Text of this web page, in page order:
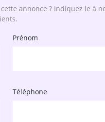
annonce ? Indiquez le à
Prénom
Téléphone